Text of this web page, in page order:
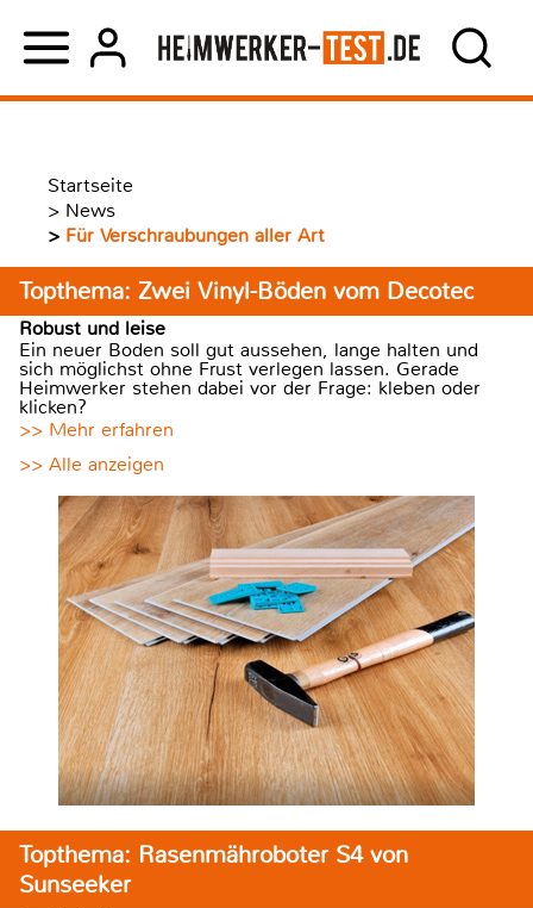
Startseite
> News
> Für Verschraubungen aller Art
Topthema: Zwei Vinyl-Böden vom Decotec
Robust und leise
Ein neuer Boden soll gut aussehen, lange halten und
sich möglichst ohne Frust verlegen lassen. Gerade
Heimwerker stehen dabei vor der Frage: kleben oder
klicken?
>> Mehr erfahren
>> Alle anzeigen
Topthema: Rasenmähroboter S4 von
Sunseeker